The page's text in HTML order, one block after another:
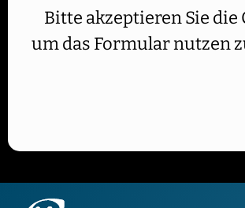
Bitte akzeptieren Sie die
um das Formular nutzen